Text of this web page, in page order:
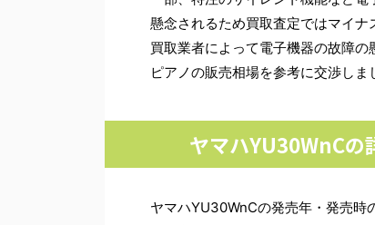
懸念されるため買取査定ではマイナ
買取業者によって電子機器の故障
ピアノの販売相場を参考に交渉しま
ヤマハYU30WnCの
ヤマハYU30WnCの発売年・発売時